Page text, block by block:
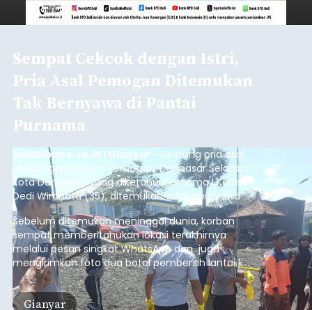
Sambut HUT RI, Rutan Bangli
Gratis
balitribune.co.id I Bangli -Serangkian
memperingati hari ulang tahun Kemerdekaan
Republik Indonesia ( HUT RI) ke-81, Rumah
Tahanan Negara Kelas II B Bangli menggelar
(6/8/2026).
Bangli
Submitted bycontributoronThu, 08/06/2026 - 20:56
Baca Selengkapnya
Iklan